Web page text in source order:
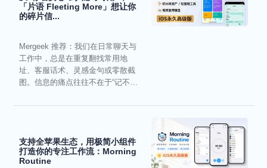
「片语 Fleeting More」想让你
的碎片信...
Mergeek 推荐：我们在日常聊天与
工作中，总是在重复翻找常用地
址、客服话术、灵感金句或零散截
图。信息的痛点往往不在于“记不
支持全苹果生态，用极简小组件
打造你的专注工作流：Morning
Routine